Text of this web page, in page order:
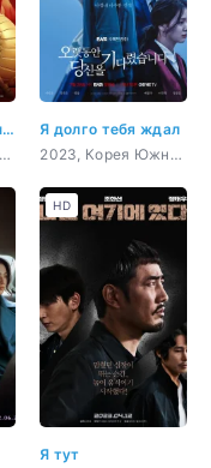
Детектив из Чайнатауна, 1900 год
2025, Китай, мистика, комедия
Я долго тебя ждал
2023, Корея Южная, боевик, триллер, мистика, драма
Я тут
HD